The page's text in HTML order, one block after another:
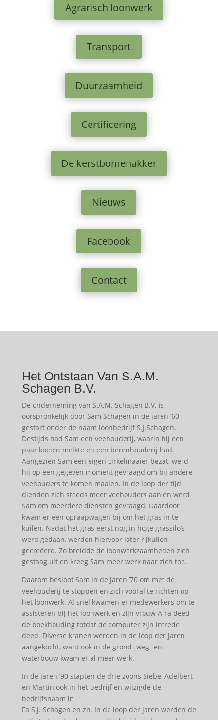
Agrarisch loonwerk
Transport
Duurzaamheid
Certificering
De kerstbomenakker
Nieuws
Facebook
Contact
Het Ontstaan Van S.A.M.
Schagen B.V.
De onderneming van S.A.M. Schagen B.V. is
oorspronkelijk door Sam Schagen in de jaren ’60
gestart onder de naam loonbedrijf S.J.Schagen.
Destijds had Sam een veehouderij, waarin hij een
paar koeien melkte en een berenhouderij had.
Aangezien Sam een eigen cirkelmaaier bezat, werd
hij op een gegeven moment gevraagd om bij andere
veehouders te komen maaien. In de loop der tijd
dienden zich steeds meer veehouders aan en werd
Sam om meerdere diensten gevraagd. Daardoor
kwam er een opraapwagen bij om het gras in te
kuilen. Nadat het gras eerst nog in hoge grassilo’s
werd gedaan, werden hiervoor later rijkuilen
gecreëerd. Zo breidde de loonwerkzaamheden zich
gestaag uit en kreeg Sam meer werk naar zich toe.
Daarom besloot Sam in de jaren ’70 om met de
veehouderij te stoppen en zich vooral te richten op
het loonwerk. Al snel kwamen er medewerkers om te
assisteren bij het loonwerk en zijn vrouw Afra deed
de boekhouding totdat de computer zijn intrede
deed. Diverse kranen werden in de loop der jaren
aangekocht, want ook in de grond- weg- en
waterbouw kwam er al meer werk.
In de jaren ’90 stapten de drie zoons Siebe, Adelbert
en Martin ook in het bedrijf en wijzigde de
bedrijfsnaam in
Fa S.j. Schagen en zn. In de loop der jaren werden de